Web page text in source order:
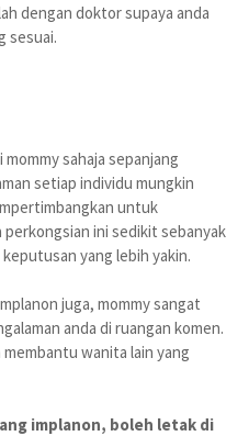
dengan doktor supaya anda
sesuai.
sahaja sepanjang
setiap individu mungkin
untuk
ini sedikit sebanyak
yang lebih yakin.
juga, mommy sangat
anda di ruangan komen.
wanita lain yang
implanon, boleh letak di